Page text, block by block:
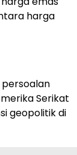
harga
Serikat
geopolitik di